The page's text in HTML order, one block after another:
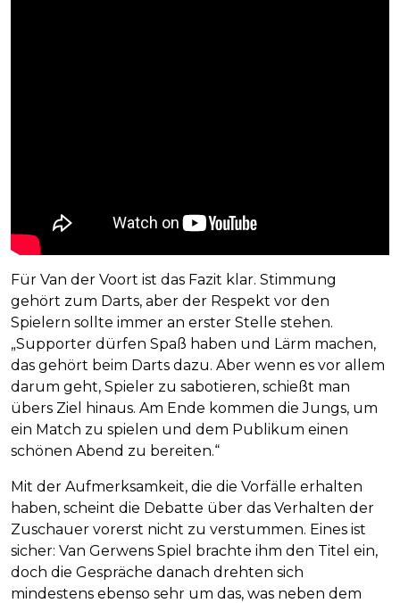
Für Van der Voort ist das Fazit klar. Stimmung
gehört zum Darts, aber der Respekt vor den
Spielern sollte immer an erster Stelle stehen.
„Supporter dürfen Spaß haben und Lärm machen,
das gehört beim Darts dazu. Aber wenn es vor allem
darum geht, Spieler zu sabotieren, schießt man
übers Ziel hinaus. Am Ende kommen die Jungs, um
ein Match zu spielen und dem Publikum einen
schönen Abend zu bereiten.“
Mit der Aufmerksamkeit, die die Vorfälle erhalten
haben, scheint die Debatte über das Verhalten der
Zuschauer vorerst nicht zu verstummen. Eines ist
sicher: Van Gerwens Spiel brachte ihm den Titel ein,
doch die Gespräche danach drehten sich
mindestens ebenso sehr um das, was neben dem